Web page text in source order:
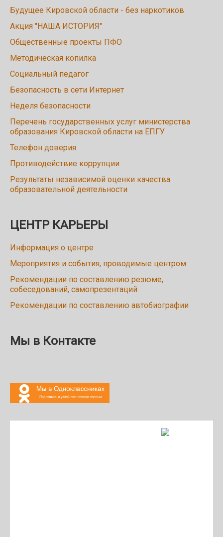
Будущее Кировской области - без наркотиков
Акция "НАША ИСТОРИЯ"
Общественные проекты ПФО
Методическая копилка
Социальный педагог
Безопасность в сети Интернет
Неделя безопасности
Перечень государственных услуг министерства
образования Кировской области на ЕПГУ
Телефон доверия
Противодействие коррупции
Результаты независимой оценки качества
образовательной деятельности
ЦЕНТР КАРЬЕРЫ
Информация о центре
Мероприятия и события, проводимые центром
Рекомендации по составлению резюме,
собеседований, самопрезентаций
Рекомендации по составлению автобиографии
Мы в Контакте